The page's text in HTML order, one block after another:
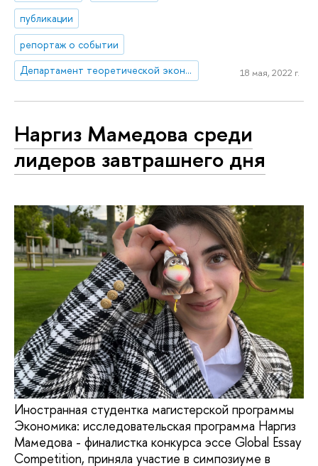
публикации
репортаж о событии
Департамент теоретической экономики
18 мая, 2022 г.
Наргиз Мамедова среди
лидеров завтрашнего дня
Иностранная студентка магистерской программы
Экономика: исследовательская программа Наргиз
Мамедова - финалистка конкурса эссе Global Essay
Competition, приняла участие в симпозиуме в